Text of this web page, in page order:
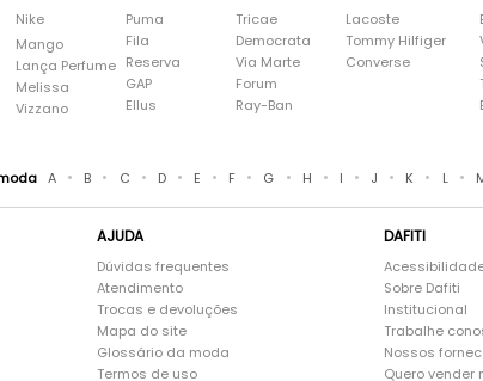
Nike
Mango
Lança Perfume
Melissa
Vizzano
Puma
Fila
Reserva
GAP
Ellus
Tricae
Democrata
Via Marte
Forum
Ray-Ban
Lacoste
Tommy Hilfiger
Converse
A • B • C • D • E • F • G • H • I • J • K • L •
AJUDA
Dúvidas frequentes
Atendimento
Trocas e devoluções
Mapa do site
Glossário da moda
Termos de uso
DAFITI
Sobre Dafiti
Institucional
Trabalhe
Nossos
Quero vender